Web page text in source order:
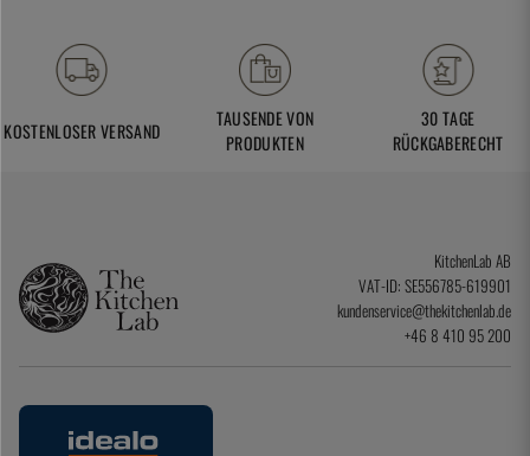
KOSTENLOSER VERSAND
TAUSENDE VON
PRODUKTEN
30 TAGE
RÜCKGABERECHT
KitchenLab AB
VAT-ID: SE556785-619901
kundenservice@thekitchenlab.de
+46 8 410 95 200